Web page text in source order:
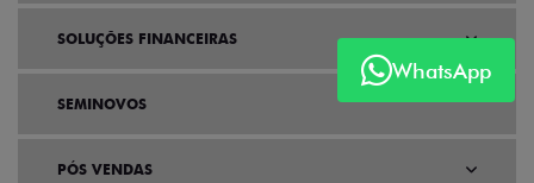
WhatsApp
SOLUÇÕES FINANCEIRAS
SEMINOVOS
PÓS VENDAS